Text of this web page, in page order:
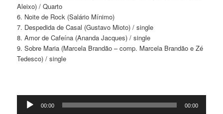
Aleixo) / Quarto
6. Noite de Rock (Salário Mínimo)
7. Despedida de Casal (Gustavo Mioto) / single
8. Amor de Cafeína (Ananda Jacques) / single
9. Sobre Maria (Marcela Brandão – comp. Marcela Brandão e Zé
Tedesco) / single
Tocador
00:00 00:00